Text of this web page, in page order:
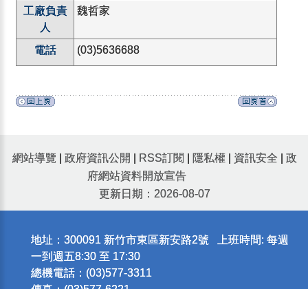
工廠負責
人
魏哲家
電話 (03)5636688
網站導覽 政府資訊公開 RSS訂閱 隱私權 資訊安全
政
府網站資料開放宣告
更新日期：2026-08-07
地址：300091 新竹市東區新安路2號 上班時間: 每週
一到週五8:30 至 17:30
總機電話：(03)577-3311